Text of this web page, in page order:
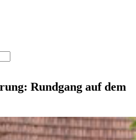
Rundgang auf dem